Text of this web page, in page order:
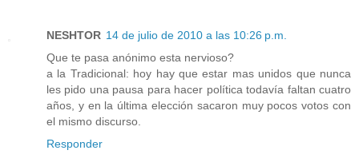
NESHTOR 14 de julio de 2010 a las 10:26 p.m.
Que te pasa anónimo esta nervioso?
a la Tradicional: hoy hay que estar mas unidos que nunca
les pido una pausa para hacer política todavía faltan cuatro
años, y en la última elección sacaron muy pocos votos con
el mismo discurso.
Responder